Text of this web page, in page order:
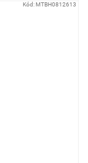
Kód:MTBH0812613